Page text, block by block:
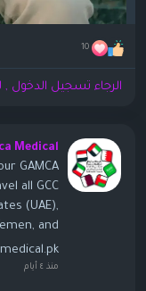
10
الرجاء تسجيل الدخول ,
Medical
GAMCA
all GCC
(UAE),
and
منذ ٤ أيام